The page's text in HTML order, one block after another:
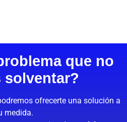
que no
solventar?
ofrecerte una solución a
medida.